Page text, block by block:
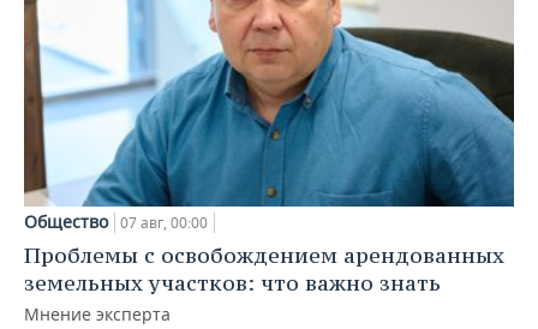
Общество 07 авг, 00:00
Проблемы с освобождением арендованных
земельных участков: что важно знать
Мнение эксперта